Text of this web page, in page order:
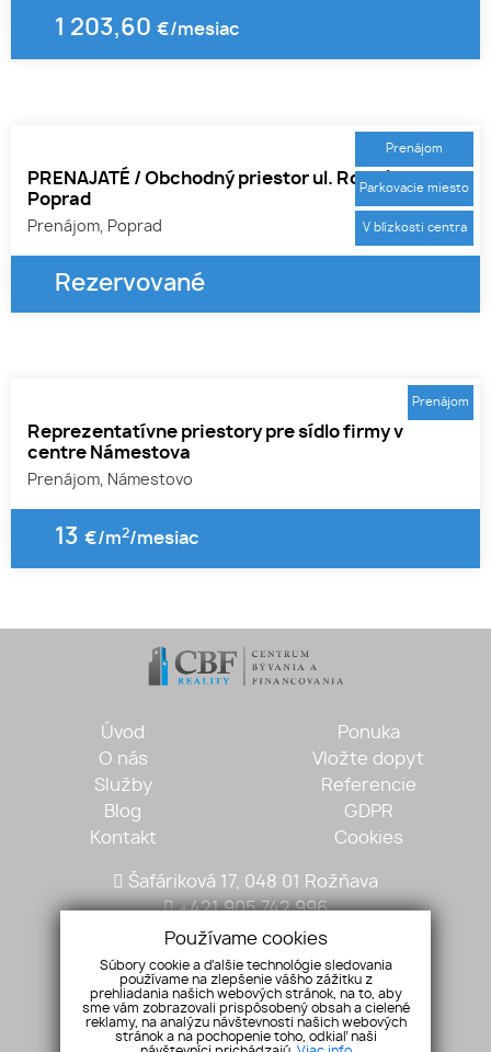
1 203,60 €/mesiac
PRENAJATÉ / Obchodný priestor ul. Rovná,
Poprad
Prenájom, Poprad
Rezervované
Prenájom
Parkovacie miesto
V blízkosti centra
Reprezentatívne priestory pre sídlo firmy v
centre Námestova
Prenájom, Námestovo
13 €/m2/mesiac
Prenájom
Úvod
O nás
Služby
Blog
Kontakt
Ponuka
Vložte dopyt
Referencie
GDPR
Cookies
Šafáriková 17, 048 01 Rožňava
+421 905 742 996
mariantobisz@gmail.com
Používame cookies
Súbory cookie a ďalšie technológie sledovania
používame na zlepšenie vášho zážitku z
prehliadania našich webových stránok, na to, aby
sme vám zobrazovali prispôsobený obsah a cielené
reklamy, na analýzu návštevnosti našich webových
stránok a na pochopenie toho, odkiaľ naši